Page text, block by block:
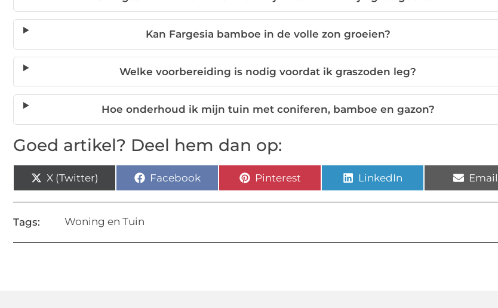
Kan Fargesia bamboe in de volle zon groeien?
Welke voorbereiding is nodig voordat ik graszoden leg?
Hoe onderhoud ik mijn tuin met coniferen, bamboe en gazon?
Goed artikel? Deel hem dan op:
X (Twitter) Facebook Pinterest LinkedIn Email
Tags: Woning en Tuin